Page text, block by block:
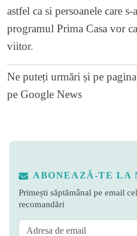
astfel ca si persoanele care
programul Prima Casa vor
viitor.
Ne puteți urmări și pe
pe Google News
ABONEAZĂ-TE LA
Primești săptămânal pe email
recomandări